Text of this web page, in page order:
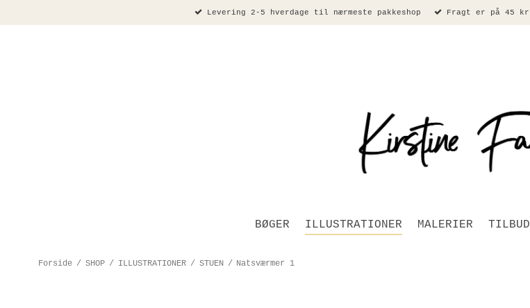
Levering 2-5 hverdage til nærmeste pakkeshop Fragt er på 45 kr
BØGER ILLUSTRATIONER MALERIER TILBUD
Forside / SHOP / ILLUSTRATIONER / STUEN / Natsværmer 1